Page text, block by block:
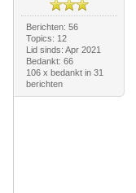
Berichten: 56
Topics: 12
Lid sinds: Apr 2021
Bedankt: 66
106 x bedankt in 31
berichten